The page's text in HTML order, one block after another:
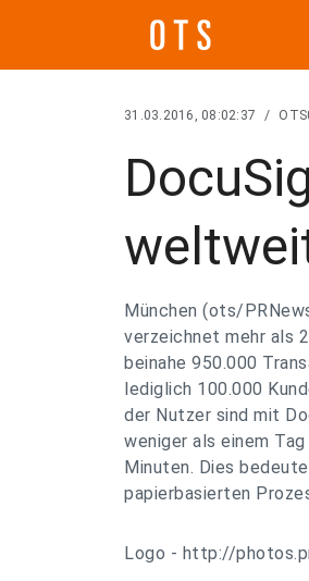
31.03.2016, 08:02:37 /
München (ots/
verzeichnet mehr als
beinahe 950.000
lediglich 100.000
der Nutzer sind mit
weniger als einem
Minuten. Dies
papierbasierten
Logo - http://